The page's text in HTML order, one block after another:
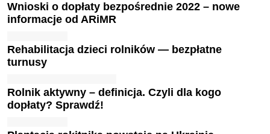
Wnioski o dopłaty bezpośrednie 2022 – nowe
informacje od ARiMR
Rehabilitacja dzieci rolników — bezpłatne
turnusy
Rolnik aktywny – definicja. Czyli dla kogo
dopłaty? Sprawdź!